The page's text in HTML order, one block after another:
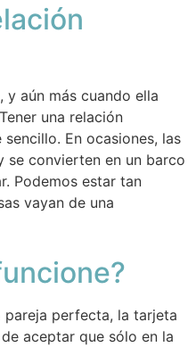
y aún más cuando ella
una relación
En ocasiones, las
se convierten en un barco
Podemos estar tan
vayan de una
pareja perfecta, la tarjeta
aceptar que sólo en la